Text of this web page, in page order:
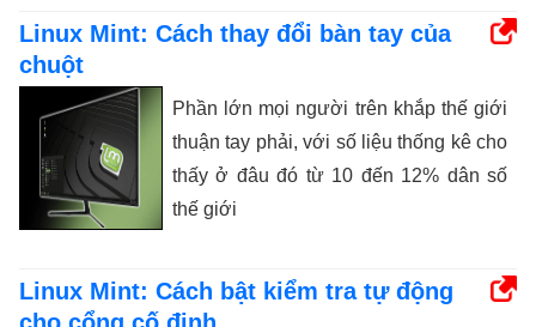
Linux Mint: Cách thay đổi bàn tay của
chuột
Phần lớn mọi người trên khắp thế giới
thuận tay phải, với số liệu thống kê cho
thấy ở đâu đó từ 10 đến 12% dân số
thế giới
Linux Mint: Cách bật kiểm tra tự động